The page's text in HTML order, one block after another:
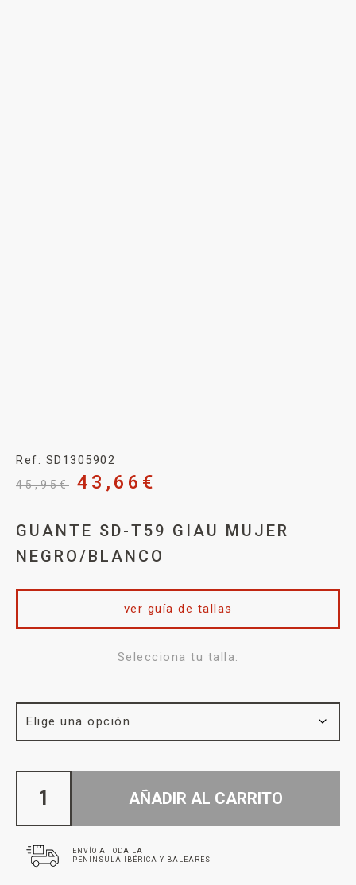
Ref: SD1305902
45,95€ 43,66 €
GUANTE SD-T59 GIAU MUJER
NEGRO/BLANCO
Selecciona tu talla:
ver guía de tallas
AÑADIR AL CARRITO
ENVÍO A TODA LA
PENINSULA IBÉRICA Y BALEARES